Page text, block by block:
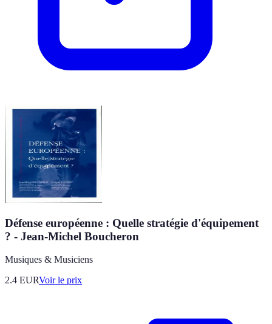
Défense européenne : Quelle stratégie d'équipement
? - Jean-Michel Boucheron
Musiques & Musiciens
2.4 EURVoir le prix